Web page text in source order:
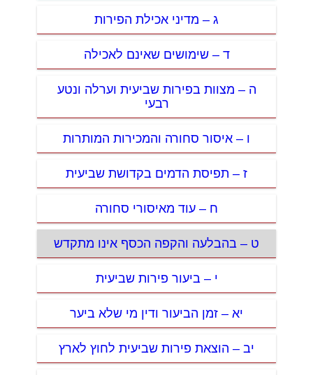
ג – מדיני אכילת הפירות
ד – שימושים שאינם לאכילה
ה – מצוות בפירות שביעית וערלה ונטע
רבעי
ו – איסור סחורה והמכירות המותרות
ז – תפיסת הדמים בקדושת שביעית
ח – עוד מאיסורי סחורה
ט – בהבלעה והקפה הכסף אינו מתקדש
י – ביעור פירות שביעית
יא – זמן הביעור ודין מי שלא ביער
יב – הוצאת פירות שביעית לחוץ לארץ